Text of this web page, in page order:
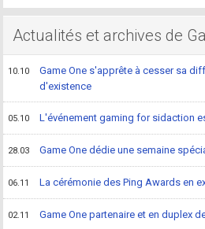
Actualités et archives de
10.10
Game One s'apprête à cesser sa
d'existence
05.10 L'événement gaming for sidaction
28.03 Game One dédie une semaine
06.11 La cérémonie des Ping Awards en
02.11 Game One partenaire et en duplex